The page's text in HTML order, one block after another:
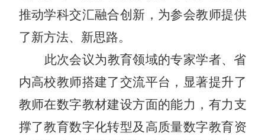
推动学科交汇融合创新，为参会教师提供
了新方法、新思路。
此次会议为教育领域的专家学者、省
内高校教师搭建了交流平台，显著提升了
教师在数字教材建设方面的能力，有力支
撑了教育数字化转型及高质量数字教育资